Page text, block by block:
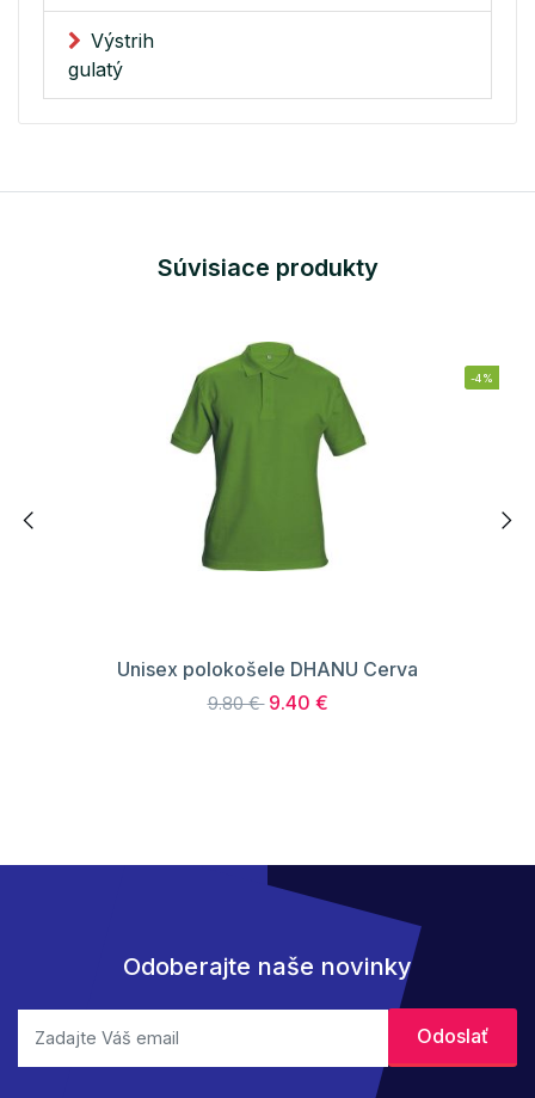
Výstrih
gulatý
Súvisiace produkty
-4%
Unisex polokošele DHANU Cerva
9.80 € 9.40 €
Odoberajte naše novinky